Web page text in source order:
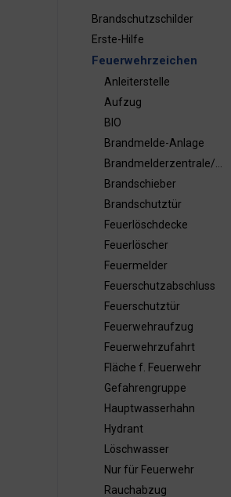
Brandschutzschilder
Erste-Hilfe
Feuerwehrzeichen
Anleiterstelle
Aufzug
BIO
Brandmelde-Anlage
Brandschieber
Brandschutztür
Feuerlöschdecke
Feuerlöscher
Feuermelder
Feuerschutzabschluss
Feuerschutztür
Feuerwehraufzug
Feuerwehrzufahrt
Fläche f. Feuerwehr
Gefahrengruppe
Hauptwasserhahn
Hydrant
Löschwasser
Nur für Feuerwehr
Rauchabzug